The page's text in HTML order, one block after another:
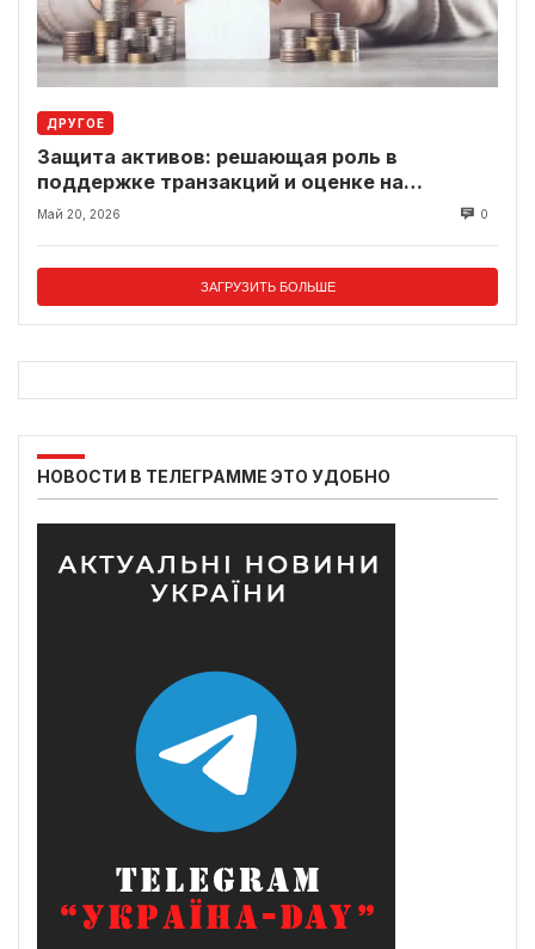
ДРУГОЕ
Защита активов: решающая роль в
поддержке транзакций и оценке на
современном рынке
Май 20, 2026 0
ЗАГРУЗИТЬ БОЛЬШЕ
НОВОСТИ В ТЕЛЕГРАММЕ ЭТО УДОБНО